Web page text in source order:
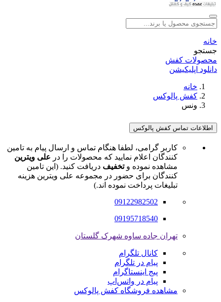
خانه
جستجو
محصولات کفش
دانلود اپلیکیشن
خانه
کفش پالوکس
ونس
اطلاعات تماس کفش پالوکس
کاربر گرامی، لطفا هنگام تماس و ارسال پیام به تامین
کنندگان اعلام نمایید که محصولات را در علی ویترین
مشاهده نموده وتخفیف دریافت کنید. (این تامین
کنندگان برای حضور در مجموعه علی ویترین هزینه
تبلیغات پرداخت نموده اند.)
09122982502
09195718540
تهران جاده ساوه شهرک گلستان
کانال تلگرام
پیام در تلگرام
پیج اینستاگرام
پیام در واتس‌اپ
مشاهده فروشگاه کفش پالوکس